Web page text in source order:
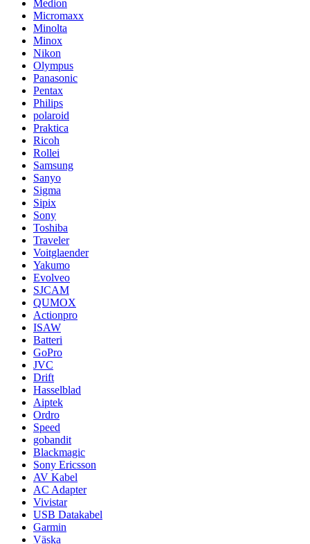
Medion
Micromaxx
Minolta
Minox
Nikon
Olympus
Panasonic
Pentax
Philips
polaroid
Praktica
Ricoh
Rollei
Samsung
Sanyo
Sigma
Sipix
Sony
Toshiba
Traveler
Voitglaender
Yakumo
Evolveo
SJCAM
QUMOX
Actionpro
ISAW
Batteri
GoPro
JVC
Drift
Hasselblad
Aiptek
Ordro
Speed
gobandit
Blackmagic
Sony Ericsson
AV Kabel
AC Adapter
Vivistar
USB Datakabel
Garmin
Väska